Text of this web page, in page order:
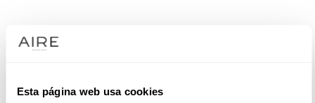
Esta página web usa cookies